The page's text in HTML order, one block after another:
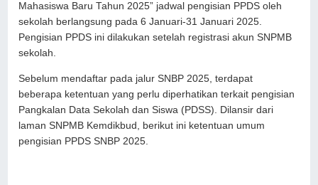
Mahasiswa Baru Tahun 2025” jadwal pengisian PPDS oleh
sekolah berlangsung pada 6 Januari-31 Januari 2025.
Pengisian PPDS ini dilakukan setelah registrasi akun SNPMB
sekolah.
Sebelum mendaftar pada jalur SNBP 2025, terdapat
beberapa ketentuan yang perlu diperhatikan terkait pengisian
Pangkalan Data Sekolah dan Siswa (PDSS). Dilansir dari
laman SNPMB Kemdikbud, berikut ini ketentuan umum
pengisian PPDS SNBP 2025.